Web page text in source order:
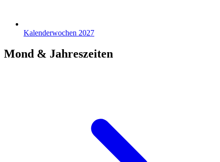
Kalenderwochen 2027
Mond & Jahreszeiten